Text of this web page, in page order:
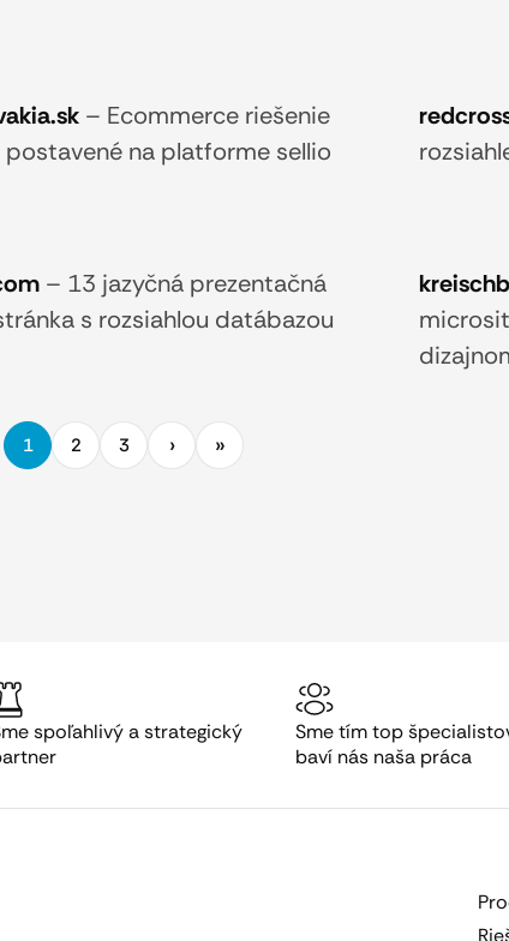
– Ecommerce riešenie
postavené na platforme sellio
– 13 jazyčná prezentačná
s rozsiahlou datábazou
1 2 3
spoľahlivý a strategický
Sme tím top
baví nás naša práca